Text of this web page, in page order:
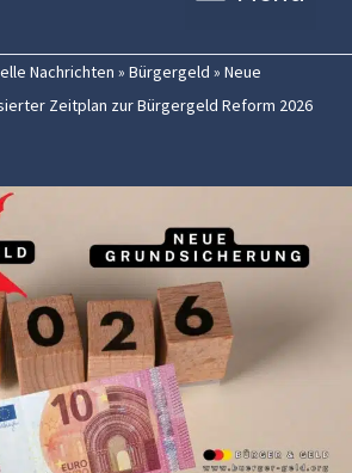
Nachrichten » Bürgergeld » Neue
Zeitplan zur Bürgergeld Reform 2026